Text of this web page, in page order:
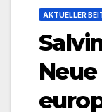
AKTUELLER